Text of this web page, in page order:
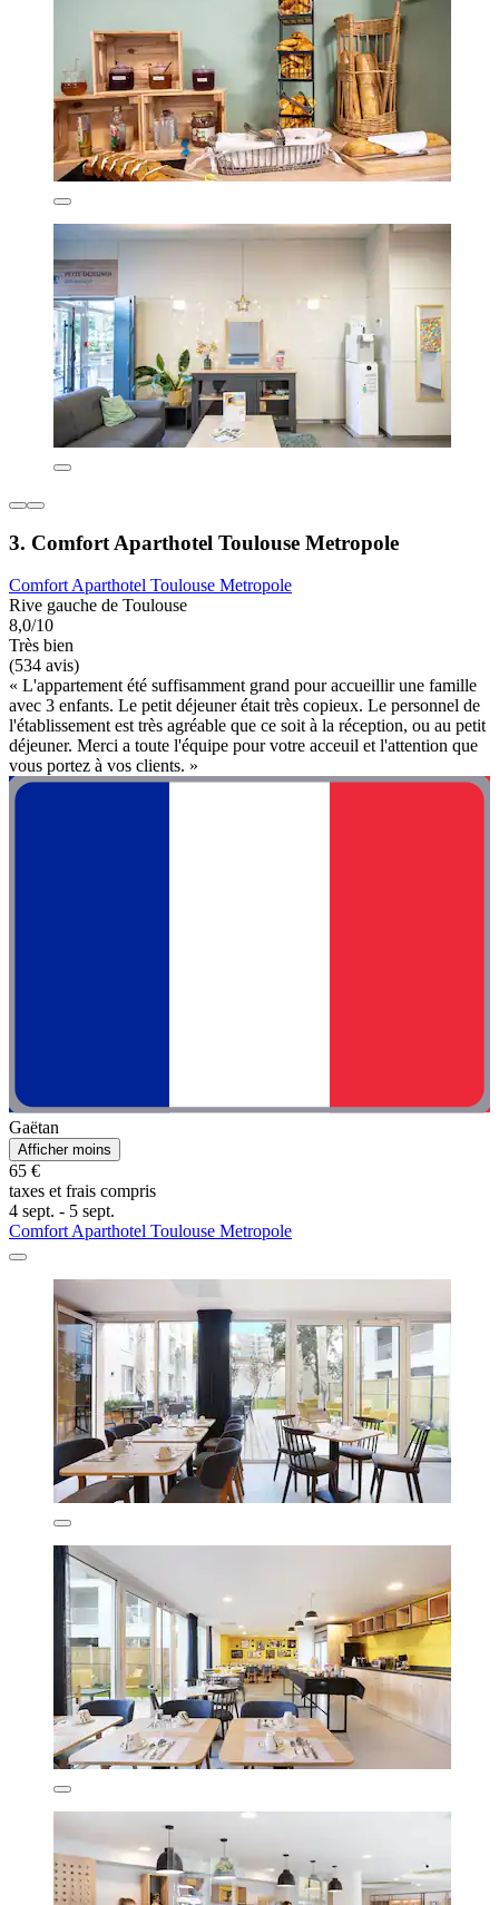
3. Comfort Aparthotel Toulouse Metropole
Comfort Aparthotel Toulouse Metropole
Rive gauche de Toulouse
8,0/10
Très bien
(534 avis)
« L'appartement été suffisamment grand pour accueillir une famille
avec 3 enfants. Le petit déjeuner était très copieux. Le personnel de
l'établissement est très agréable que ce soit à la réception, ou au petit
déjeuner. Merci a toute l'équipe pour votre acceuil et l'attention que
vous portez à vos clients. »
Gaëtan
Afficher moins
65 €
taxes et frais compris
4 sept. - 5 sept.
Comfort Aparthotel Toulouse Metropole